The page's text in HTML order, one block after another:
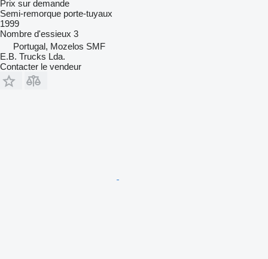
Prix sur demande
Semi-remorque porte-tuyaux
1999
Nombre d'essieux 3
Portugal, Mozelos SMF
E.B. Trucks Lda.
Contacter le vendeur